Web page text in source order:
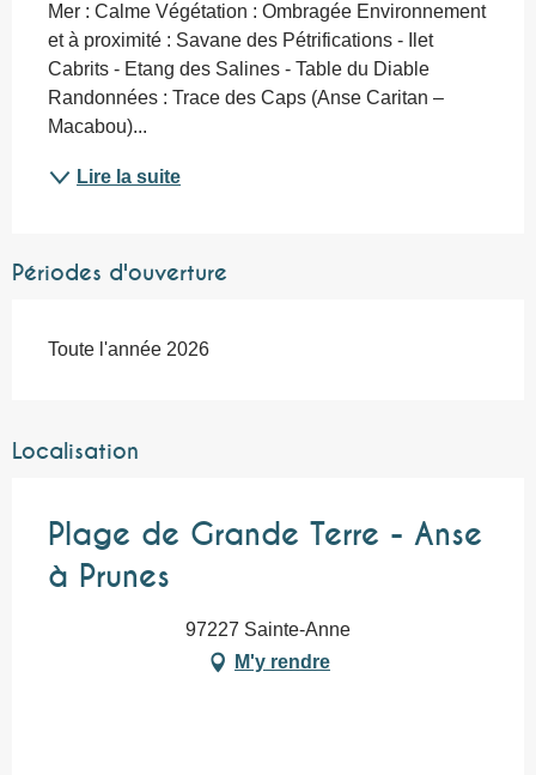
Mer : Calme Végétation : Ombragée Environnement
et à proximité : Savane des Pétrifications - Ilet
Cabrits - Etang des Salines - Table du Diable
Randonnées : Trace des Caps (Anse Caritan –
Macabou)...
Lire la suite
Périodes d'ouverture
Toute l'année 2026
Localisation
Plage de Grande Terre - Anse
à Prunes
97227 Sainte-Anne
M'y rendre